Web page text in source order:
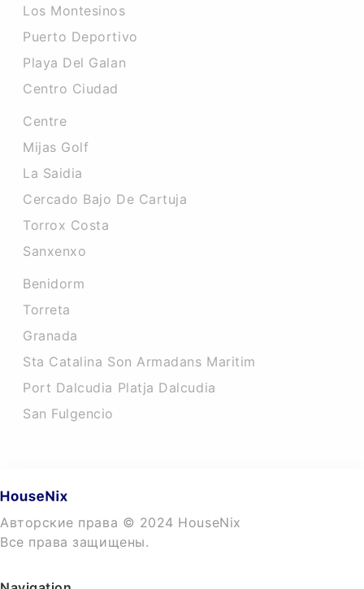
Los Montesinos
Puerto Deportivo
Playa Del Galan
Centro Ciudad
Centre
Mijas Golf
La Saidia
Cercado Bajo De Cartuja
Torrox Costa
Sanxenxo
Benidorm
Torreta
Granada
Sta Catalina Son Armadans Maritim
Port Dalcudia Platja Dalcudia
San Fulgencio
Авторские права © 2024 HouseNix
Все права защищены.